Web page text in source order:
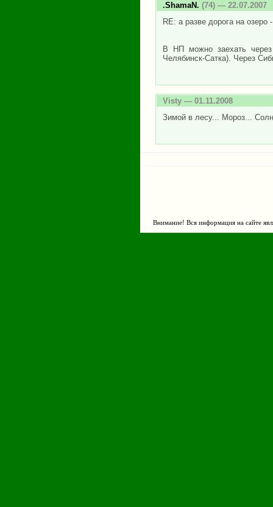
.ShamaN. (74) — 22.07.2007
RE: а разве дорога на
В НП можно заехать
Челябинск-Сатка). Через
Visty — 01.11.2008
Зимой в лесу... Мороз...
Внимание! Вся информация на сайте